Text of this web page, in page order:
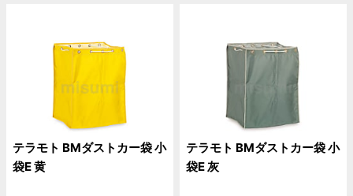
テラモト BMダストカー袋 小
袋E 黄
テラモト BMダストカー袋 小
袋E 灰